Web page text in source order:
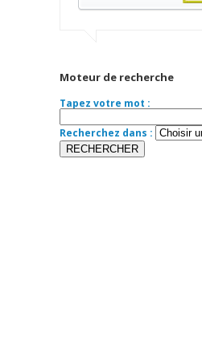
Moteur de recherche
Tapez votre mot :
Recherchez dans :